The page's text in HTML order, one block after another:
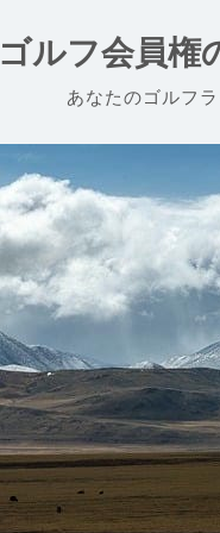
ゴルフ会員権
あなたのゴルフ